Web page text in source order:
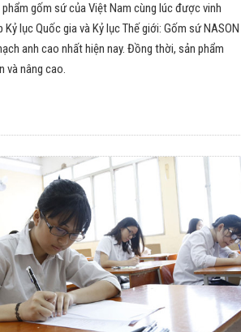
gốm sứ của Việt Nam cùng lúc được vinh
Kỷ lục Quốc gia và Kỷ lục Thế giới: Gốm sứ NASON
anh cao nhất hiện nay. Đồng thời, sản phẩm
và nâng cao.